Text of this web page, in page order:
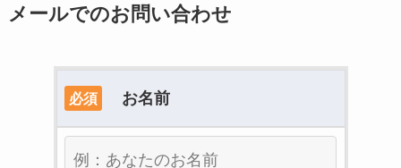
メールでのお問い合わせ
必須 お名前